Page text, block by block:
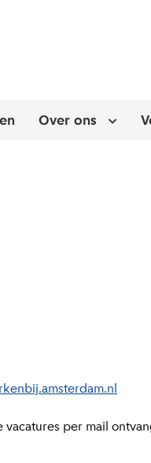
Over ons Open
vacatures per mail